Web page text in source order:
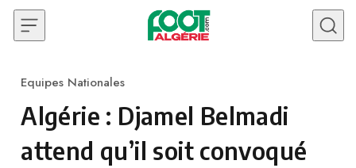
Skip to content
Category
Equipes Nationales
Algérie : Djamel Belmadi
attend qu’il soit convoqué